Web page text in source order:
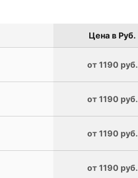
Цена в Руб.
от 1190 руб.
от 1190 руб.
от 1190 руб.
от 1190 руб.